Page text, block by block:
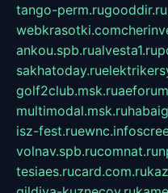
tango-perm.rugooddir.ru
webkrasotki.com
ankou.spb.rualvesta1.ru
sakhatoday.ru
golf2club.msk.ru
multimodal.msk.ru
isz-fest.ruewnc.info
volnav.spb.rucomnat.ru
tesiaes.rucard.com.ru